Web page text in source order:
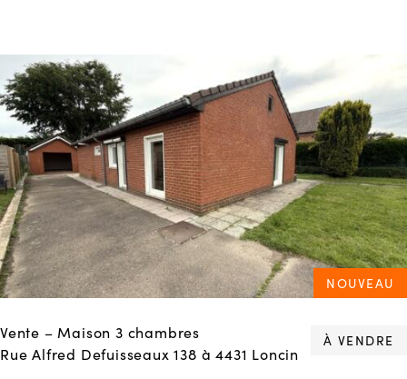
Vente – Maison 3 chambres
Rue Alfred Defuisseaux 138 à 4431 Loncin
NOUVEAU
À VENDRE